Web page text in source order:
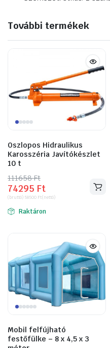
További termékek
Oszlopos Hidraulikus
Karosszéria Javítókészlet
10 t
111658Ft
Original
price
was:
111658 Ft.
74295 Ft
Current
price
is:
74295 Ft.
(bruttó) 58500 Ft(nettó)
Raktáron
Mobil felfújható
festőfülke – 8 x 4,5 x 3